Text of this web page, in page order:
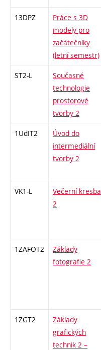
13DPZ
Práce s 3D
modely pro
začátečníky
(letní semestr)
ST2-L
Současné
technologie
prostorové
tvorby 2
1UdIT2
Úvod do
intermediální
tvorby 2
VK1-L
Večerní kresba
2
1ZAFOT2
Základy
fotografie 2
1ZGT2
Základy
grafických
technik 2 –